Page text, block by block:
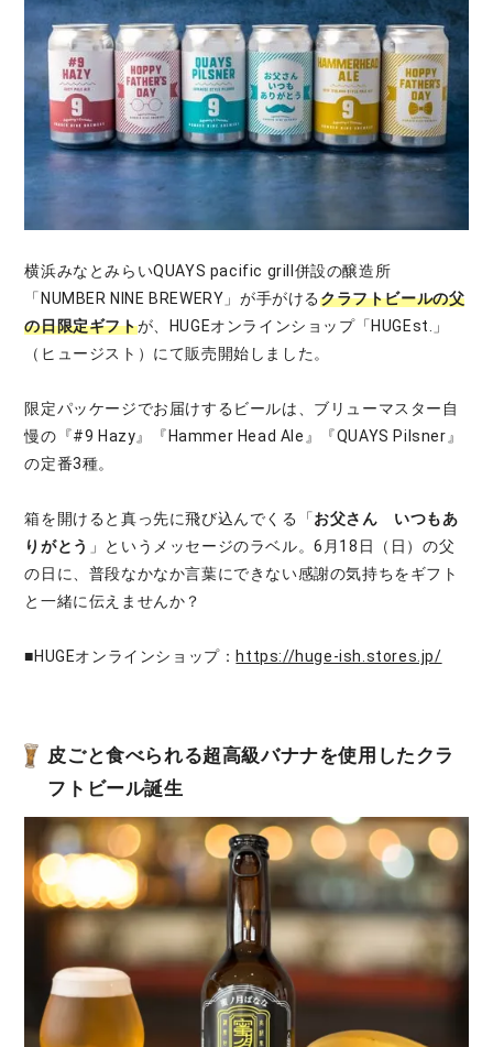
横浜みなとみらいQUAYS pacific grill併設の醸造所
「NUMBER NINE BREWERY」が手がけるクラフトビールの父
の日限定ギフトが、HUGEオンラインショップ「HUGEst.」
（ヒュージスト）にて販売開始しました。
限定パッケージでお届けするビールは、ブリューマスター自
慢の『#9 Hazy』『Hammer Head Ale』『QUAYS Pilsner』
の定番3種。
箱を開けると真っ先に飛び込んでくる「お父さん いつもあ
りがとう 」というメッセージのラベル。6月18日（日）の父
の日に、普段なかなか言葉にできない感謝の気持ちをギフト
と一緒に伝えませんか？
■HUGEオンラインショップ： https://huge-ish.stores.jp/
皮ごと食べられる超高級バナナを使用したクラ
フトビール誕生